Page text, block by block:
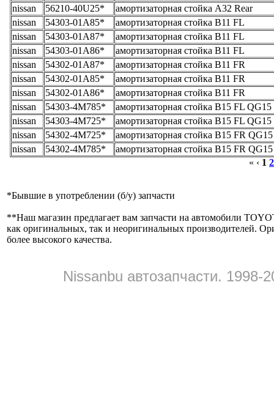
nissan
56210-40U25*
амортизаторная стойка A32 Rear
nissan
54303-01A85*
амортизаторная стойка B11 FL
nissan
54303-01A87*
амортизаторная стойка B11 FL
nissan
54303-01A86*
амортизаторная стойка B11 FL
nissan
54302-01A87*
амортизаторная стойка B11 FR
nissan
54302-01A85*
амортизаторная стойка B11 FR
nissan
54302-01A86*
амортизаторная стойка B11 FR
nissan
54303-4M785*
амортизаторная стойка B15 FL
nissan
54303-4M725*
амортизаторная стойка B15 FL
nissan
54302-4M725*
амортизаторная стойка B15 FR
nissan
54302-4M785*
амортизаторная стойка B15 FR
« ‹ 1 2
*Бывшие в употреблении (б/y) запчасти
**Наш магазин предлагает вам запчасти на автомобили
как оригинальных, так и неоригинальных производителей.
более высокого качества.
Nissanbu автозапчасти. 1998-